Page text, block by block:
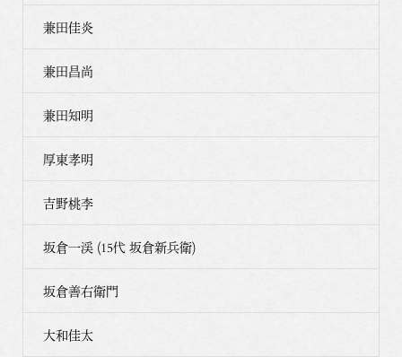
兼田佳炎
兼田昌尚
兼田知明
厚東孝明
吉野桃李
坂倉一渓 (15代 坂倉新兵衛)
坂倉善右衛門
大和佳太